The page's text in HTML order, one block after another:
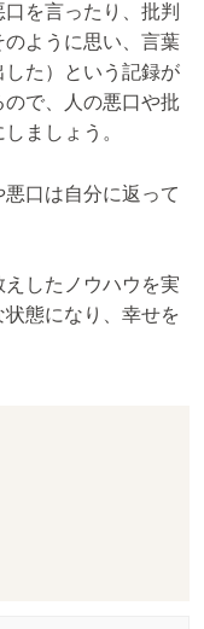
を言ったり、批判
のように思い、言葉
た）という記録が
で、人の悪口や批
ましょう。
口は自分に返って
したノウハウを実
態になり、幸せを